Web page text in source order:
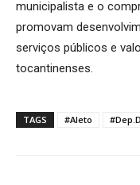
municipalista e o
promovam
serviços públicos e
tocantinenses.
TAGS #Aleto